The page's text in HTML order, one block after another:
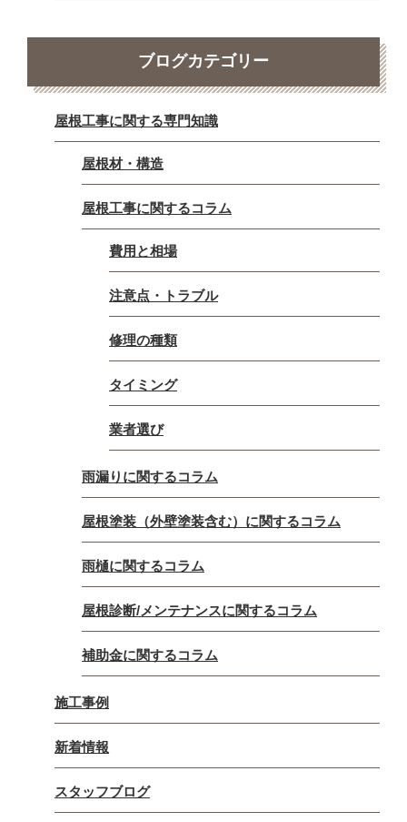
ブログカテゴリー
屋根工事に関する専門知識
屋根材・構造
屋根工事に関するコラム
費用と相場
注意点・トラブル
修理の種類
タイミング
業者選び
雨漏りに関するコラム
屋根塗装（外壁塗装含む）に関するコラム
雨樋に関するコラム
屋根診断/メンテナンスに関するコラム
補助金に関するコラム
施工事例
新着情報
スタッフブログ